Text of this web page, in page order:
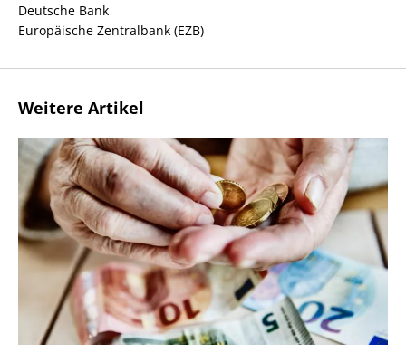
Deutsche Bank
Europäische Zentralbank (EZB)
Weitere Artikel